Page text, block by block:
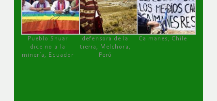
Pueblo Shuar
dice no a la
minería, Ecuador
defensora de la
tierra, Melchora,
Perú
Caimanes, Chile